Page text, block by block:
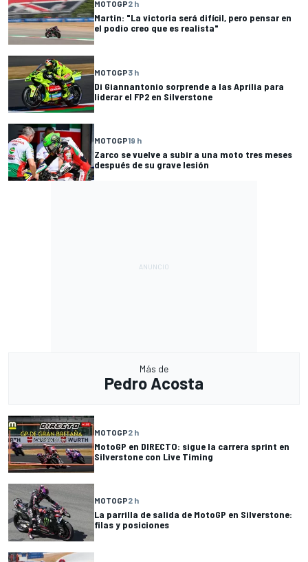
MOTOGP2 h
Martin: "La victoria será difícil, pero pensar en
el podio creo que es realista"
MOTOGP3 h
Di Giannantonio sorprende a las Aprilia para
liderar el FP2 en Silverstone
MOTOGP19 h
Zarco se vuelve a subir a una moto tres meses
después de su grave lesión
Más de
Pedro Acosta
MOTOGP2 h
MotoGP en DIRECTO: sigue la carrera sprint en
Silverstone con Live Timing
MOTOGP2 h
La parrilla de salida de MotoGP en Silverstone:
filas y posiciones